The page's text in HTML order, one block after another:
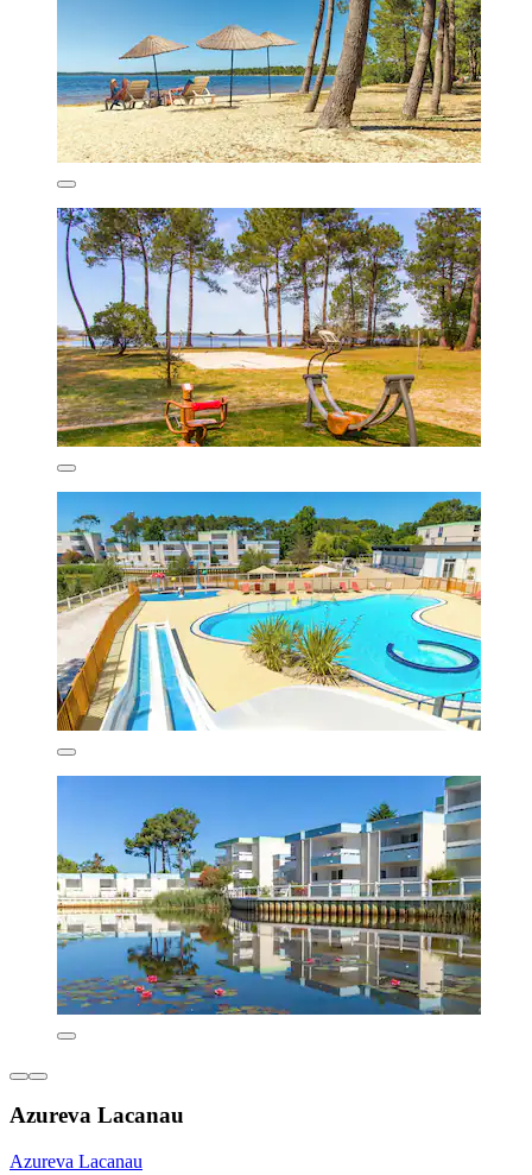
Azureva Lacanau
Azureva Lacanau